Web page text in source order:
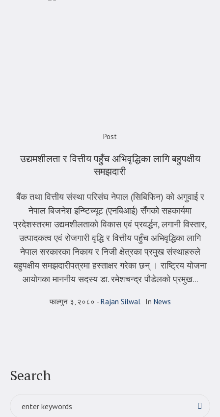
Post
उद्यमशीलता र वित्तीय पहुँच अभिवृद्धिका लागि बहुपक्षीय
समझदारी
बैंक तथा वित्तीय संस्था परिसंघ नेपाल (सिबिफिन) को अगुवाई र
नेपाल बिजनेश इन्ष्टिच्यूट (एनबिआई) सँगको सहकार्यमा
प्रदेशस्तरमा उद्यमशीलताको विकास एवं प्रवर्द्धन, लगानी विस्तार,
उत्पादकत्व एवं रोजगारी वृद्धि र वित्तीय पहुँच अभिवृद्धिका लागि
नेपाल सरकारका निकाय र निजी क्षेत्रका प्रमुख संस्थाहरुले
बहुपक्षीय समझदारीपत्रमा हस्ताक्षर गरेका छन् । राष्ट्रिय योजना
आयोगका माननीय सदस्य डा. रमेशचन्द्र पौडेलको प्रमुख...
फाल्गुन ३, २०८० Rajan Silwal In News
Search